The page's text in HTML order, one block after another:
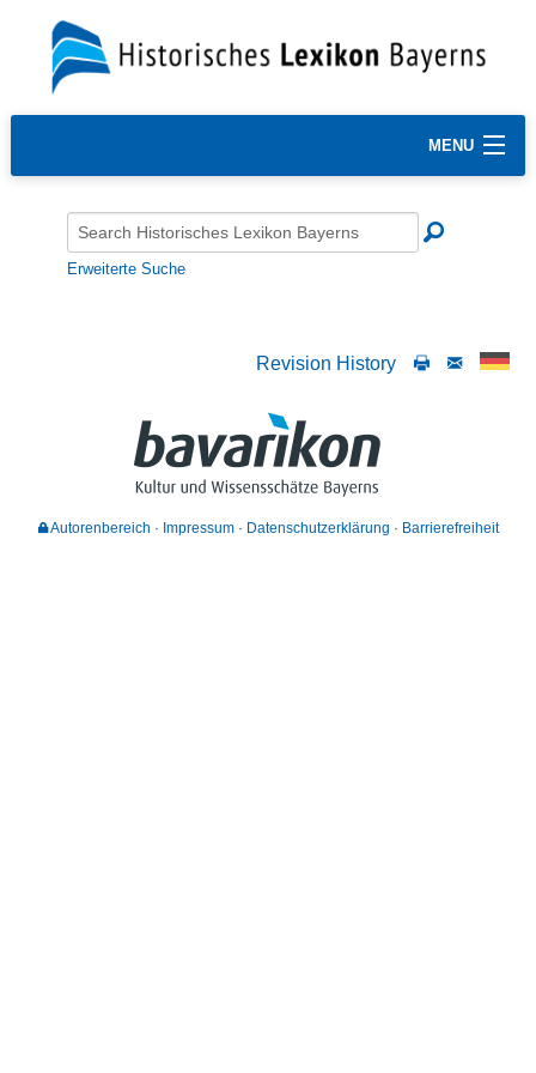
MENU
Erweiterte Suche
Revision History
Autorenbereich Impressum Datenschutzerklärung Barrierefreiheit